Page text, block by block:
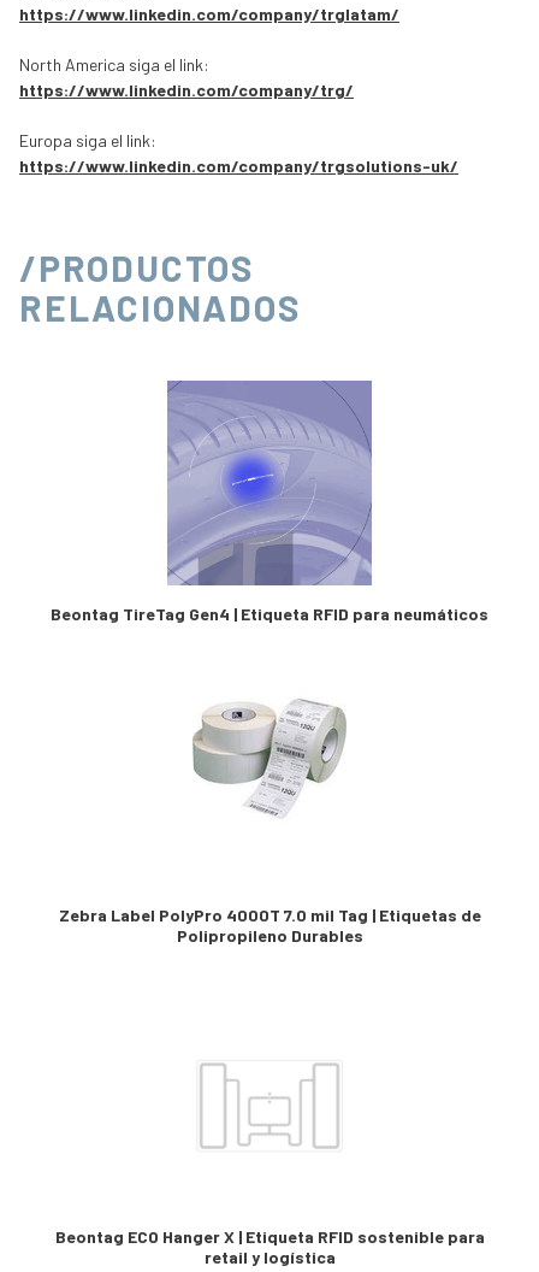
https://www.linkedin.com/company/trglatam/
North America siga el link:
https://www.linkedin.com/company/trg/
Europa siga el link:
https://www.linkedin.com/company/trgsolutions-uk/
/PRODUCTOS
RELACIONADOS
Beontag TireTag Gen4 | Etiqueta RFID para neumáticos
Zebra Label PolyPro 4000T 7.0 mil Tag | Etiquetas de
Polipropileno Durables
Beontag ECO Hanger X | Etiqueta RFID sostenible para
retail y logística